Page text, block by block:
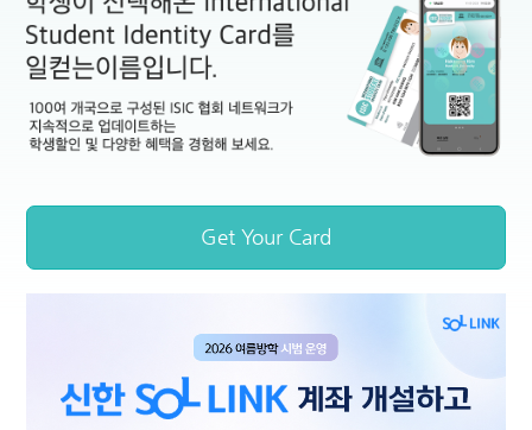
제휴 학교 ISIC 디자인
제휴 은행 ISIC 디자인
ITIC 국제교사증
유럽
Get Your Card
ISIC, ISIC 국제학생증이란?
70년 이상 전 세계 1억 명 이상의 학생이 선택해 온 International Student